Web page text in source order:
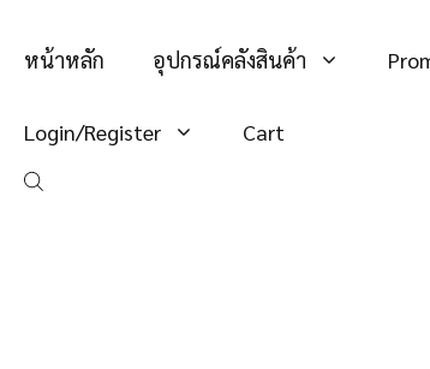
หน้าหลัก อุปกรณ์คลังสินค้า
Login/Register Cart